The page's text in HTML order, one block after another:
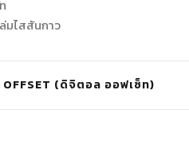
ล่มไสสันกาว
OFFSET (ดิจิตอล ออฟเซ็ท)